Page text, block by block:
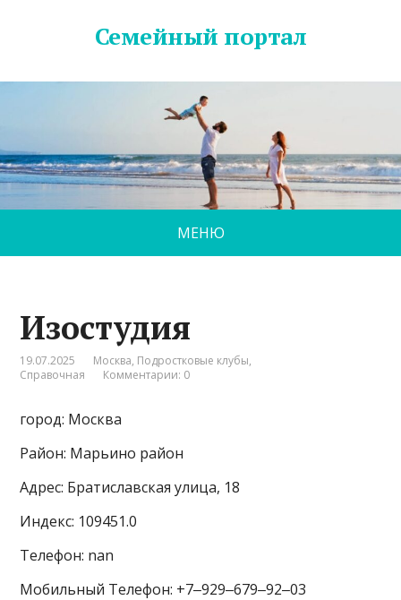
Семейный портал
МЕНЮ
Изостудия
19.07.2025 Москва, Подростковые клубы,
Справочная
Комментарии: 0
город: Москва
Район: Марьино район
Адрес: Братиславская улица, 18
Индекс: 109451.0
Телефон: nan
Мобильный Телефон: +7‒929‒679‒92‒03